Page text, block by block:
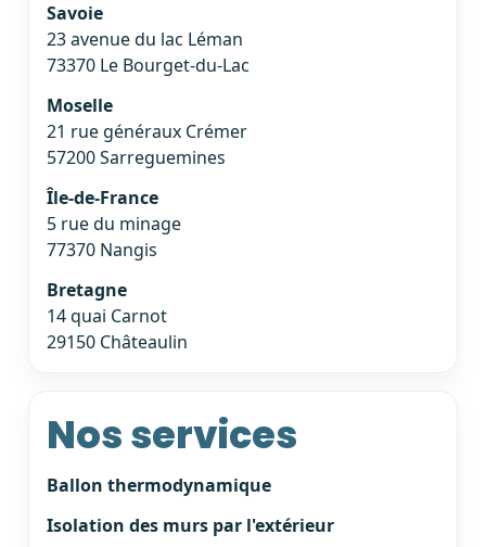
Savoie
23 avenue du lac Léman
73370 Le Bourget-du-Lac
Moselle
21 rue généraux Crémer
57200 Sarreguemines
Île-de-France
5 rue du minage
77370 Nangis
Bretagne
14 quai Carnot
29150 Châteaulin
Nos services
Ballon thermodynamique
Isolation des murs par l'extérieur